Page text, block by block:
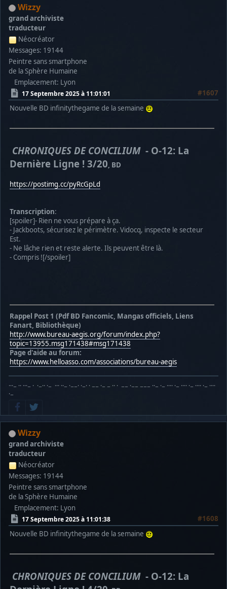
Wizzy
grand archiviste
traducteur
Néocréator
Messages: 19144
Peintre sans smartphone
de la Sphère Humaine
Emplacement: Lyon
17 Septembre 2025 à 11:01:01
#1607
Nouvelle BD infinitythegame de la semaine
CHRONIQUES DE CONCILIUM - O-12: La
Dernière Ligne ! 3/20, BD
https://postimg.cc/pyRcGpLd
Transcription:
[spoiler]- Rien ne vous prépare à ça.
- Jackboots, sécurisez le périmètre. Vidocq, inspecte le secteur
Est.
- Ne lâche rien et reste alerte. Ils peuvent être là.
- Compris ![/spoiler]
Rappel Post 1 (Pdf BD Fancomic, Mangas officiels, Liens
Fanart, Bibliothèque)
http://www.bureau-aegis.org/forum/index.php?
topic=13955.msg171438#msg171438
Page d'aide au forum:
https://www.helloasso.com/associations/bureau-aegis
···− ·· ···− · ·−·· ·− ··· ··− ·−−· ·−· · −− ·− − ·· · −− ·−− −−− ··− ·− ···· ·− ···· ·− ···· ·− ····
·−
Wizzy
grand archiviste
traducteur
Néocréator
Messages: 19144
Peintre sans smartphone
de la Sphère Humaine
Emplacement: Lyon
17 Septembre 2025 à 11:01:38
#1608
Nouvelle BD infinitythegame de la semaine
CHRONIQUES DE CONCILIUM - O-12: La